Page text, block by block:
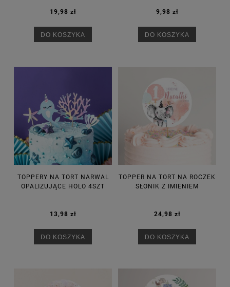
19,98 zł
DO KOSZYKA
9,98 zł
DO KOSZYKA
TOPPERY NA TORT NARWAL
OPALIZUJĄCE HOLO 4SZT
13,98 zł
DO KOSZYKA
TOPPER NA TORT NA ROCZEK
SŁONIK Z IMIENIEM
24,98 zł
DO KOSZYKA